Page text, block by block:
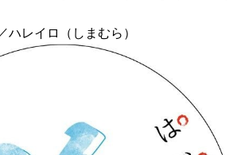
ハレイロ（しまむら）